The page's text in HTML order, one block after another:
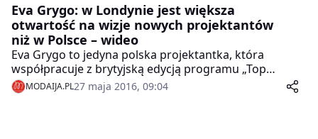
Eva Grygo: w Londynie jest większa
otwartość na wizje nowych projektantów
niż w Polsce – wideo
Eva Grygo to jedyna polska projektantka, która
współpracuje z brytyjską edycją programu „Top
Model”. Polce podoba się profesjonalne podejście
producentów programu oraz fakt, że projektanci mają
MODAIJA.PL27 maja 2016, 09:04